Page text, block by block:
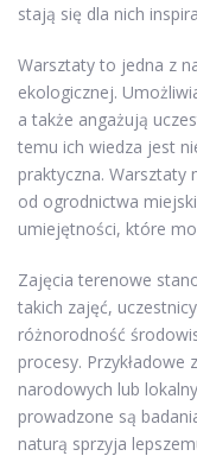
stają się dla nich
Warsztaty to jedna z
ekologicznej.
a także angażują
temu ich wiedza jest
praktyczna.
od ogrodnictwa
umiejętności, które
Zajęcia terenowe
takich zajęć,
różnorodność
procesy.
narodowych lub
prowadzone są
naturą sprzyja